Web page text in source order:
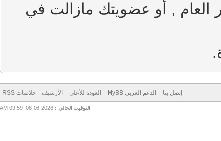
, أو عضويتك مازالت في
إتصل بنا الدعم العربى MyBB العودة للأعلى الأرشيف خلاصات RSS
التوقيت الحالي :2026-08-08, 09:59 AM